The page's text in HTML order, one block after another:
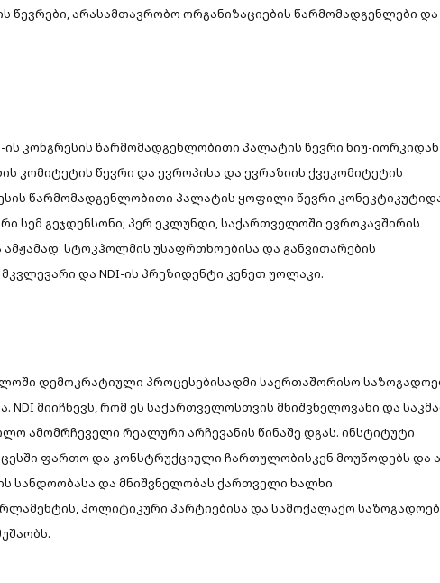
არასამთავრობო ორგანიზაციების წარმომადგენლები და
ის კონგრესის წარმომადგენლობითი პალატის წევრი ნიუ-
კომიტეტის წევრი და ევროპისა და ევრაზიის ქვეკომიტეტის
წარმომადგენლობითი პალატის ყოფილი წევრი
სემ გეჯდენსონი; პერ ეკლუნდი, საქართველოში ევროკავშირის
სტოკჰოლმის უსაფრთხოებისა და განვითარების
და NDI-ის პრეზიდენტი კენეთ უოლაკი.
დემოკრატიული პროცესებისადმი საერთაშორისო
NDI მიიჩნევს, რომ ეს საქართველოსთვის მნიშვნელოვანი და
ამომრჩეველი რეალური არჩევანის წინაშე დგას. ინსტიტუტი
ფართო და კონსტრუქციული ჩართულობისკენ მოუწოდებს და
სანდოობასა და მნიშვნელობას ქართველი ხალხი
პოლიტიკური პარტიებისა და სამოქალაქო